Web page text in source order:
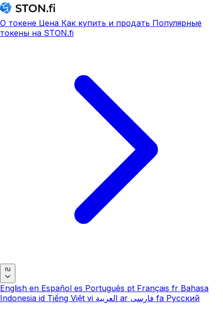
О токене Цена Как купить и продать Популярные
токены на STON.fi
ru
English en Español es Português pt Français fr Bahasa
Indonesia id Tiếng Việt vi العربية ar فارسی fa Русский